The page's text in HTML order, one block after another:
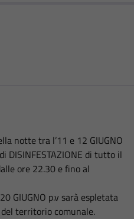
notte tra l’11 e 12 GIUGNO
DISINFESTAZIONE di tutto il
ore 22.30 e fino al
GIUGNO p.v sarà espletata
del territorio comunale.